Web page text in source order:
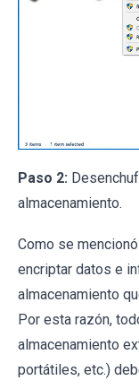
Paso 2:
almacenamiento.
Como se
encriptar datos e
almacenamiento
Por esta razón,
almacenamiento
portátiles, etc.)